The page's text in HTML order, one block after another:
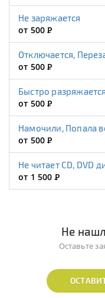
Не заряжается
от 500Р
Отключается,
от 500Р
Быстро разряжается
от 500Р
Намочили, Попала
от 500Р
Не читает CD, DVD
от 1 500Р
Не
Оставьте